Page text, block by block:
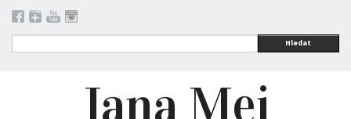
Hledat
Jana Mei